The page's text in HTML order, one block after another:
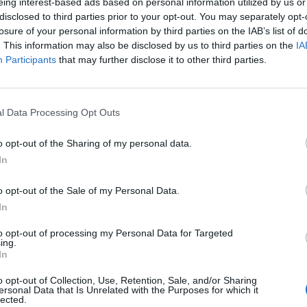
to third parties prior to your opt-out. You may separately
of your personal information by third parties on the IAB’s list of
This information may also be disclosed by us to third parties on the
Participants that may further disclose it to other third parties.
Data Processing Opt Outs
opt-out of the Sharing of my personal data.
opt-out of the Sale of my Personal Data.
opt-out of processing my Personal Data for Targeted
opt-out of Collection, Use, Retention, Sale, and/or Sharing
Data that Is Unrelated with the Purposes for which it
74’ Moreno M.
Comuzzo
Cataldi
88’ Pongracic
90’